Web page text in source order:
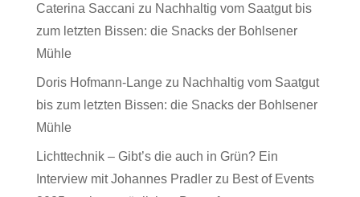
Caterina Saccani zu Nachhaltig vom Saatgut bis
zum letzten Bissen: die Snacks der Bohlsener
Mühle
Doris Hofmann-Langezu Nachhaltig vom Saatgut
bis zum letzten Bissen: die Snacks der Bohlsener
Mühle
Lichttechnik – Gibt’s die auch in Grün? Ein
Interview mit Johannes Pradlerzu Best of Events